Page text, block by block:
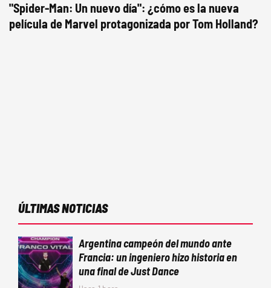
"Spider-Man: Un nuevo día": ¿cómo es la nueva
película de Marvel protagonizada por Tom Holland?
ÚLTIMAS NOTICIAS
Argentina campeón del mundo ante
Francia: un ingeniero hizo historia en
una final de Just Dance